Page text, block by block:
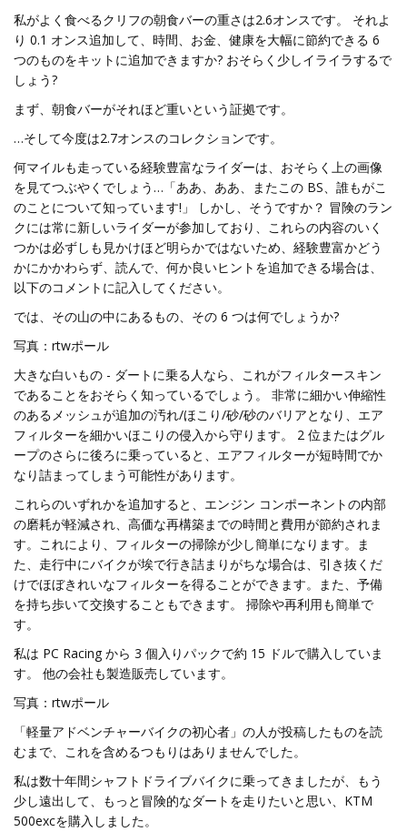
私がよく食べるクリフの朝食バーの重さは2.6オンスです。 それよ
り 0.1 オンス追加して、時間、お金、健康を大幅に節約できる 6
つのものをキットに追加できますか? おそらく少しイライラするで
しょう?
まず、朝食バーがそれほど重いという証拠です。
…そして今度は2.7オンスのコレクションです。
何マイルも走っている経験豊富なライダーは、おそらく上の画像
を見てつぶやくでしょう…「ああ、ああ、またこの BS、誰もがこ
のことについて知っています!」 しかし、そうですか？ 冒険のラン
クには常に新しいライダーが参加しており、これらの内容のいく
つかは必ずしも見かけほど明らかではないため、経験豊富かどう
かにかかわらず、読んで、何か良いヒントを追加できる場合は、
以下のコメントに記入してください。
では、その山の中にあるもの、その 6 つは何でしょうか?
写真：rtwポール
大きな白いもの - ダートに乗る人なら、これがフィルタースキン
であることをおそらく知っているでしょう。 非常に細かい伸縮性
のあるメッシュが追加の汚れ/ほこり/砂/砂のバリアとなり、エア
フィルターを細かいほこりの侵入から守ります。 2 位またはグル
ープのさらに後ろに乗っていると、エアフィルターが短時間でか
なり詰まってしまう可能性があります。
これらのいずれかを追加すると、エンジン コンポーネントの内部
の磨耗が軽減され、高価な再構築までの時間と費用が節約されま
す。これにより、フィルターの掃除が少し簡単になります。ま
た、走行中にバイクが埃で行き詰まりがちな場合は、引き抜くだ
けでほぼきれいなフィルターを得ることができます。また、予備
を持ち歩いて交換することもできます。 掃除や再利用も簡単で
す。
私は PC Racing から 3 個入りパックで約 15 ドルで購入していま
す。 他の会社も製造販売しています。
写真：rtwポール
「軽量アドベンチャーバイクの初心者」の人が投稿したものを読
むまで、これを含めるつもりはありませんでした。
私は数十年間シャフトドライブバイクに乗ってきましたが、もう
少し遠出して、もっと冒険的なダートを走りたいと思い、KTM
500excを購入しました。